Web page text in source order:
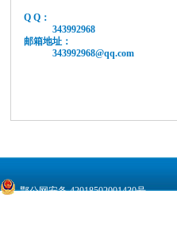
Q Q：
343992968
邮箱地址：
343992968@qq.com
鄂公网安备 42018502001430号